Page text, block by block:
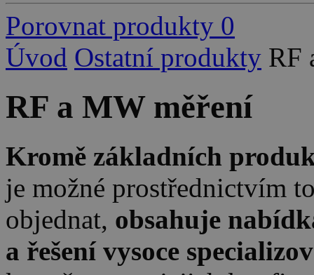
Porovnat produkty 0
Úvod Ostatní produkty RF
RF a MW měření
Kromě základních
je možné prostřednictvím
objednat, obsahuje
a řešení vysoce